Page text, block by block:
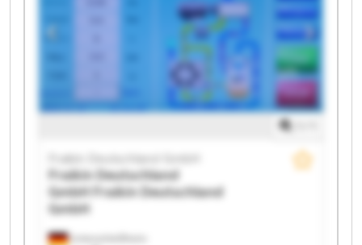
Fraikin Deutschland GmbH Fraikin Deutschland GmbH
Unterschleißheim
Fraikin Deutschland GmbH
Fraikin Deutschland
GmbHFraikin Deutschland
GmbH